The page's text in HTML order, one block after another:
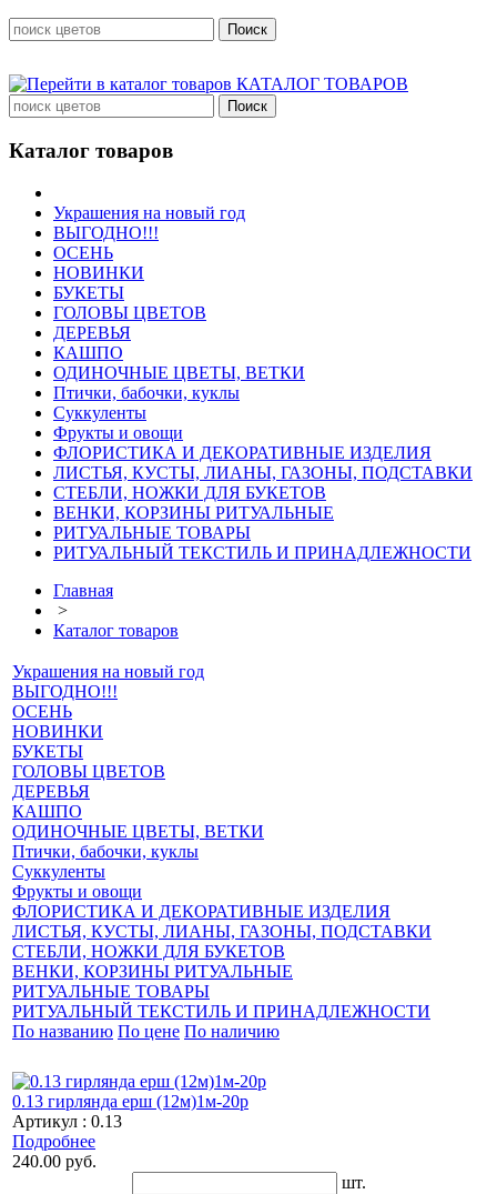
КАТАЛОГ ТОВАРОВ
Каталог товаров
Украшения на новый год
ВЫГОДНО!!!
ОСЕНЬ
НОВИНКИ
БУКЕТЫ
ГОЛОВЫ ЦВЕТОВ
ДЕРЕВЬЯ
КАШПО
ОДИНОЧНЫЕ ЦВЕТЫ, ВЕТКИ
Птички, бабочки, куклы
Суккуленты
Фрукты и овощи
ФЛОРИСТИКА И ДЕКОРАТИВНЫЕ ИЗДЕЛИЯ
ЛИСТЬЯ, КУСТЫ, ЛИАНЫ, ГАЗОНЫ, ПОДСТАВКИ
СТЕБЛИ, НОЖКИ ДЛЯ БУКЕТОВ
ВЕНКИ, КОРЗИНЫ РИТУАЛЬНЫЕ
РИТУАЛЬНЫЕ ТОВАРЫ
РИТУАЛЬНЫЙ ТЕКСТИЛЬ И ПРИНАДЛЕЖНОСТИ
Главная
>
Каталог товаров
Украшения на новый год
ВЫГОДНО!!!
ОСЕНЬ
НОВИНКИ
БУКЕТЫ
ГОЛОВЫ ЦВЕТОВ
ДЕРЕВЬЯ
КАШПО
ОДИНОЧНЫЕ ЦВЕТЫ, ВЕТКИ
Птички, бабочки, куклы
Суккуленты
Фрукты и овощи
ФЛОРИСТИКА И ДЕКОРАТИВНЫЕ ИЗДЕЛИЯ
ЛИСТЬЯ, КУСТЫ, ЛИАНЫ, ГАЗОНЫ, ПОДСТАВКИ
СТЕБЛИ, НОЖКИ ДЛЯ БУКЕТОВ
ВЕНКИ, КОРЗИНЫ РИТУАЛЬНЫЕ
РИТУАЛЬНЫЕ ТОВАРЫ
РИТУАЛЬНЫЙ ТЕКСТИЛЬ И ПРИНАДЛЕЖНОСТИ
По названию По цене По наличию
0.13 гирлянда ерш (12м)1м-20р
Артикул : 0.13
Подробнее
240.00 руб.
шт.